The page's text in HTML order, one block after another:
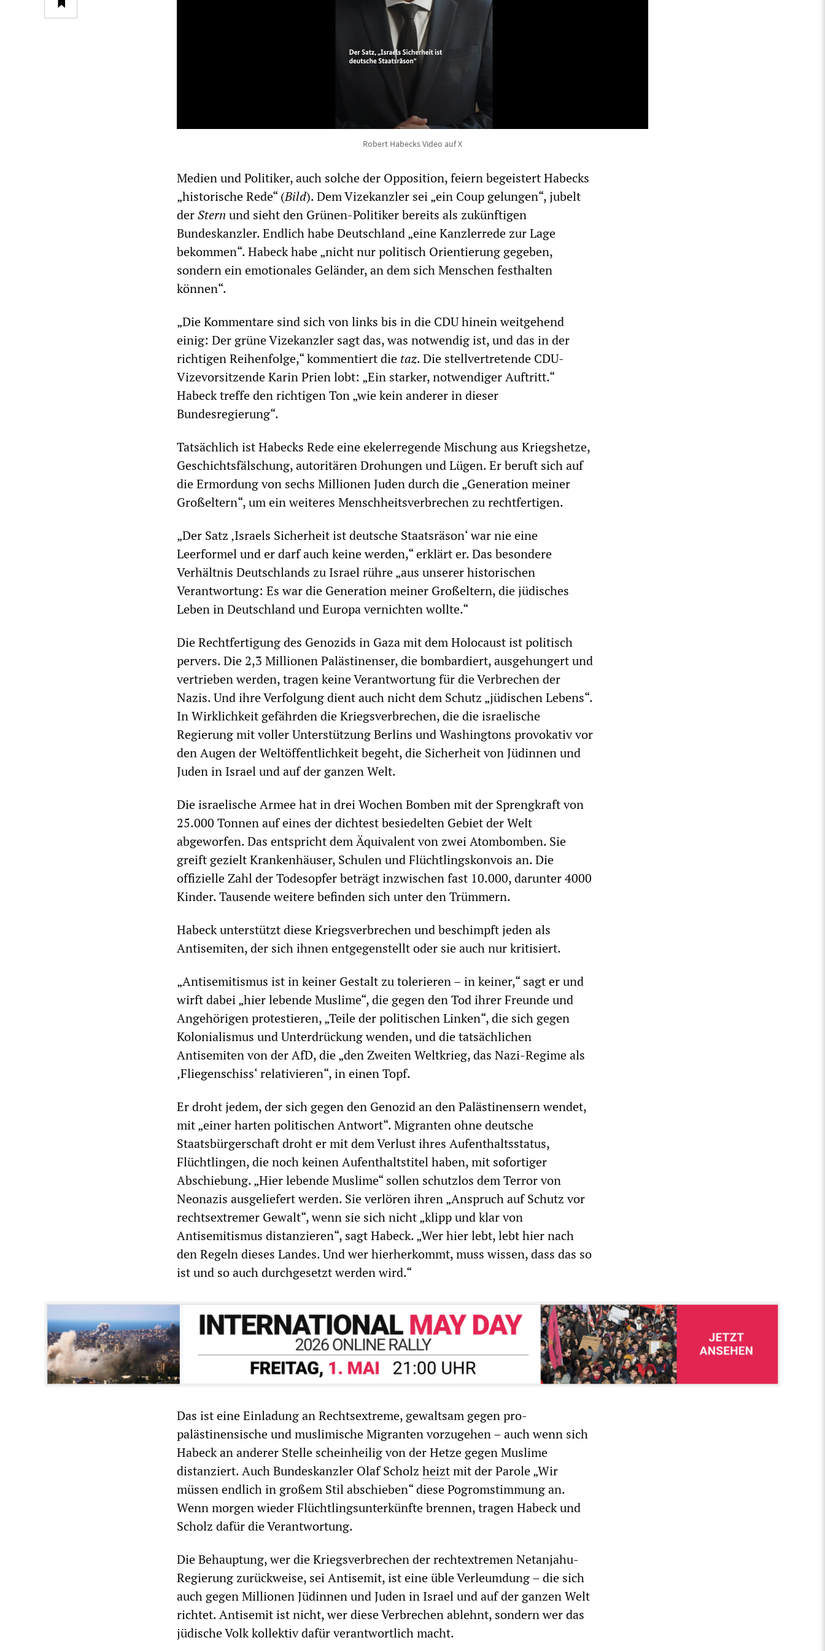
Robert Habecks Video auf X
Medien und Politiker, auch solche der Opposition, feiern begeistert Habecks
„historische Rede“ (Bild). Dem Vizekanzler sei „ein Coup gelungen“, jubelt
derStern und sieht den Grünen-Politiker bereits als zukünftigen
Bundeskanzler. Endlich habe Deutschland „eine Kanzlerrede zur Lage
bekommen“. Habeck habe „nicht nur politisch Orientierung gegeben,
sondern ein emotionales Geländer, an dem sich Menschen festhalten
können“.
„Die Kommentare sind sich von links bis in die CDU hinein weitgehend
einig: Der grüne Vizekanzler sagt das, was notwendig ist, und das in der
richtigen Reihenfolge,“ kommentiert die taz. Die stellvertretende CDU-
Vizevorsitzende Karin Prien lobt: „Ein starker, notwendiger Auftritt.“
Habeck treffe den richtigen Ton „wie kein anderer in dieser
Bundesregierung“.
Tatsächlich ist Habecks Rede eine ekelerregende Mischung aus Kriegshetze,
Geschichtsfälschung, autoritären Drohungen und Lügen. Er beruft sich auf
die Ermordung von sechs Millionen Juden durch die „Generation meiner
Großeltern“, um ein weiteres Menschheitsverbrechen zu rechtfertigen.
„Der Satz ‚Israels Sicherheit ist deutsche Staatsräson‘ war nie eine
Leerformel und er darf auch keine werden,“ erklärt er. Das besondere
Verhältnis Deutschlands zu Israel rühre „aus unserer historischen
Verantwortung: Es war die Generation meiner Großeltern, die jüdisches
Leben in Deutschland und Europa vernichten wollte.“
Die Rechtfertigung des Genozids in Gaza mit dem Holocaust ist politisch
pervers. Die 2,3 Millionen Palästinenser, die bombardiert, ausgehungert und
vertrieben werden, tragen keine Verantwortung für die Verbrechen der
Nazis. Und ihre Verfolgung dient auch nicht dem Schutz „jüdischen Lebens“.
In Wirklichkeit gefährden die Kriegsverbrechen, die die israelische
Regierung mit voller Unterstützung Berlins und Washingtons provokativ vor
den Augen der Weltöffentlichkeit begeht, die Sicherheit von Jüdinnen und
Juden in Israel und auf der ganzen Welt.
Die israelische Armee hat in drei Wochen Bomben mit der Sprengkraft von
25.000 Tonnen auf eines der dichtest besiedelten Gebiet der Welt
abgeworfen. Das entspricht dem Äquivalent von zwei Atombomben. Sie
greift gezielt Krankenhäuser, Schulen und Flüchtlingskonvois an. Die
offizielle Zahl der Todesopfer beträgt inzwischen fast 10.000, darunter 4000
Kinder. Tausende weitere befinden sich unter den Trümmern.
Habeck unterstützt diese Kriegsverbrechen und beschimpft jeden als
Antisemiten, der sich ihnen entgegenstellt oder sie auch nur kritisiert.
„Antisemitismus ist in keiner Gestalt zu tolerieren – in keiner,“ sagt er und
wirft dabei „hier lebende Muslime“, die gegen den Tod ihrer Freunde und
Angehörigen protestieren, „Teile der politischen Linken“, die sich gegen
Kolonialismus und Unterdrückung wenden, und die tatsächlichen
Antisemiten von der AfD, die „den Zweiten Weltkrieg, das Nazi-Regime als
‚Fliegenschiss‘ relativieren“, in einen Topf.
Er droht jedem, der sich gegen den Genozid an den Palästinensern wendet,
mit „einer harten politischen Antwort“. Migranten ohne deutsche
Staatsbürgerschaft droht er mit dem Verlust ihres Aufenthaltsstatus,
Flüchtlingen, die noch keinen Aufenthaltstitel haben, mit sofortiger
Abschiebung. „Hier lebende Muslime“ sollen schutzlos dem Terror von
Neonazis ausgeliefert werden. Sie verlören ihren „Anspruch auf Schutz vor
rechtsextremer Gewalt“, wenn sie sich nicht „klipp und klar von
Antisemitismus distanzieren“, sagt Habeck. „Wer hier lebt, lebt hier nach
den Regeln dieses Landes. Und wer hierherkommt, muss wissen, dass das so
ist und so auch durchgesetzt werden wird.“
Das ist eine Einladung an Rechtsextreme, gewaltsam gegen pro-
palästinensische und muslimische Migranten vorzugehen – auch wenn sich
Habeck an anderer Stelle scheinheilig von der Hetze gegen Muslime
distanziert. Auch Bundeskanzler Olaf Scholz heiztmit der Parole „Wir
müssen endlich in großem Stil abschieben“ diese Pogromstimmung an.
Wenn morgen wieder Flüchtlingsunterkünfte brennen, tragen Habeck und
Scholz dafür die Verantwortung.
Die Behauptung, wer die Kriegsverbrechen der rechtextremen Netanjahu-
Regierung zurückweise, sei Antisemit, ist eine üble Verleumdung – die sich
auch gegen Millionen Jüdinnen und Juden in Israel und auf der ganzen Welt
richtet. Antisemit ist nicht, wer diese Verbrechen ablehnt, sondern wer das
jüdische Volk kollektiv dafür verantwortlich macht.